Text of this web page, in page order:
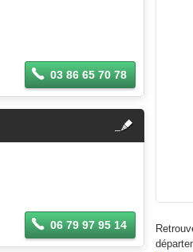
03 86 65 70 78
fermer
06 79 97 95 14